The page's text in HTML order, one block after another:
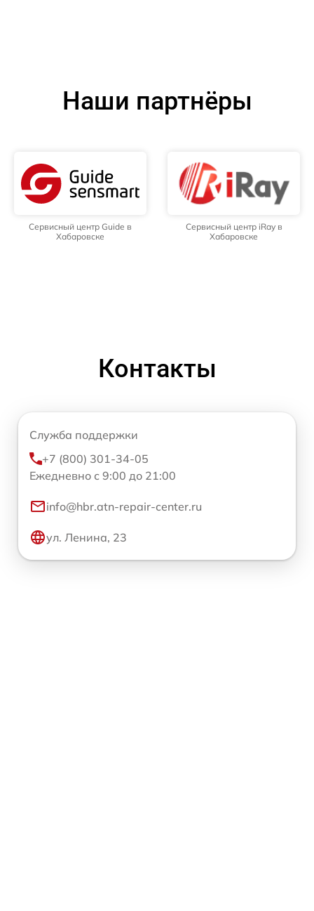
Наши партнёры
Сервисный центр Guide в
Хабаровске
Сервисный центр iRay в
Хабаровске
Контакты
Служба поддержки
+7 (800) 301-34-05
Ежедневно с 9:00 до 21:00
info@hbr.atn-repair-center.ru
ул. Ленина, 23